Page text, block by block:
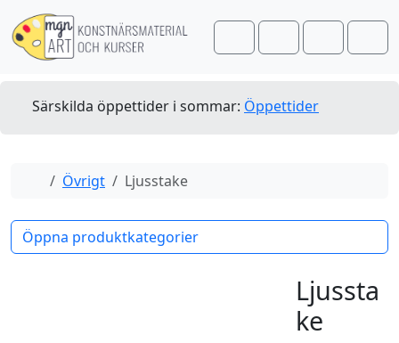
Skip to content
Skip to footer
SearchAccount
Cart
Särskilda öppettider i sommar: Öppettider
Home
Övrigt Ljusstake
Öppna produktkategorier
Ljussta
ke